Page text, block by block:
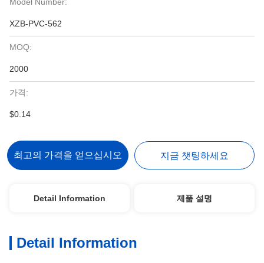
XZB-PVC-562
MOQ:
2000
가격:
$0.14
최고의 가격을 얻으십시오 지금 챗팅하세요
Detail Information 제품 설명
Detail Information